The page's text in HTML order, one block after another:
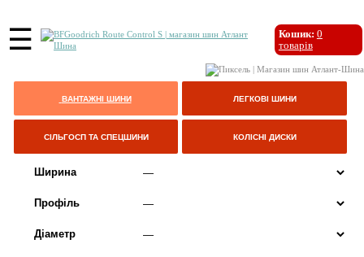
☰ Кошик: 0
товарів
ВАНТАЖНІ ШИНИ ЛЕГКОВІ ШИНИ
СІЛЬГОСП ТА СПЕЦШИНИ КОЛІСНІ ДИСКИ
Ширина
Профіль
Діаметр